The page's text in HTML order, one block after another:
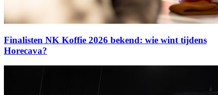
Finalisten NK Koffie 2026 bekend: wie wint tijdens
Horecava?